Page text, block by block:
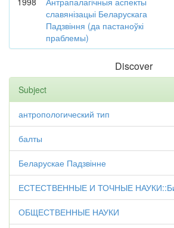
славянізацыі Беларускага
Падзвіння (да пастаноўкі
праблемы)
Discover
Subject
антропологический тип
балты
Беларускае Падзвінне
ЕСТЕСТВЕННЫЕ И ТОЧНЫЕ
ОБЩЕСТВЕННЫЕ НАУКИ